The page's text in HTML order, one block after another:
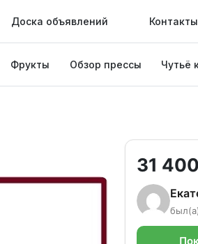
Доска объявлений Контакты
Фрукты Обзор прессы Чутьё
31